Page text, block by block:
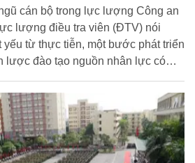
cán bộ trong lực lượng Công an
lượng điều tra viên (ĐTV) nói
yếu từ thực tiễn, một bước phát triển
lược đào tạo nguồn nhân lực có
Cơ quan điều tra trong chiến lược
và Nhà nước ta.